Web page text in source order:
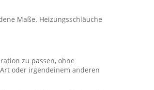
Maße. Heizungsschläuche
zu passen, ohne
oder irgendeinem anderen